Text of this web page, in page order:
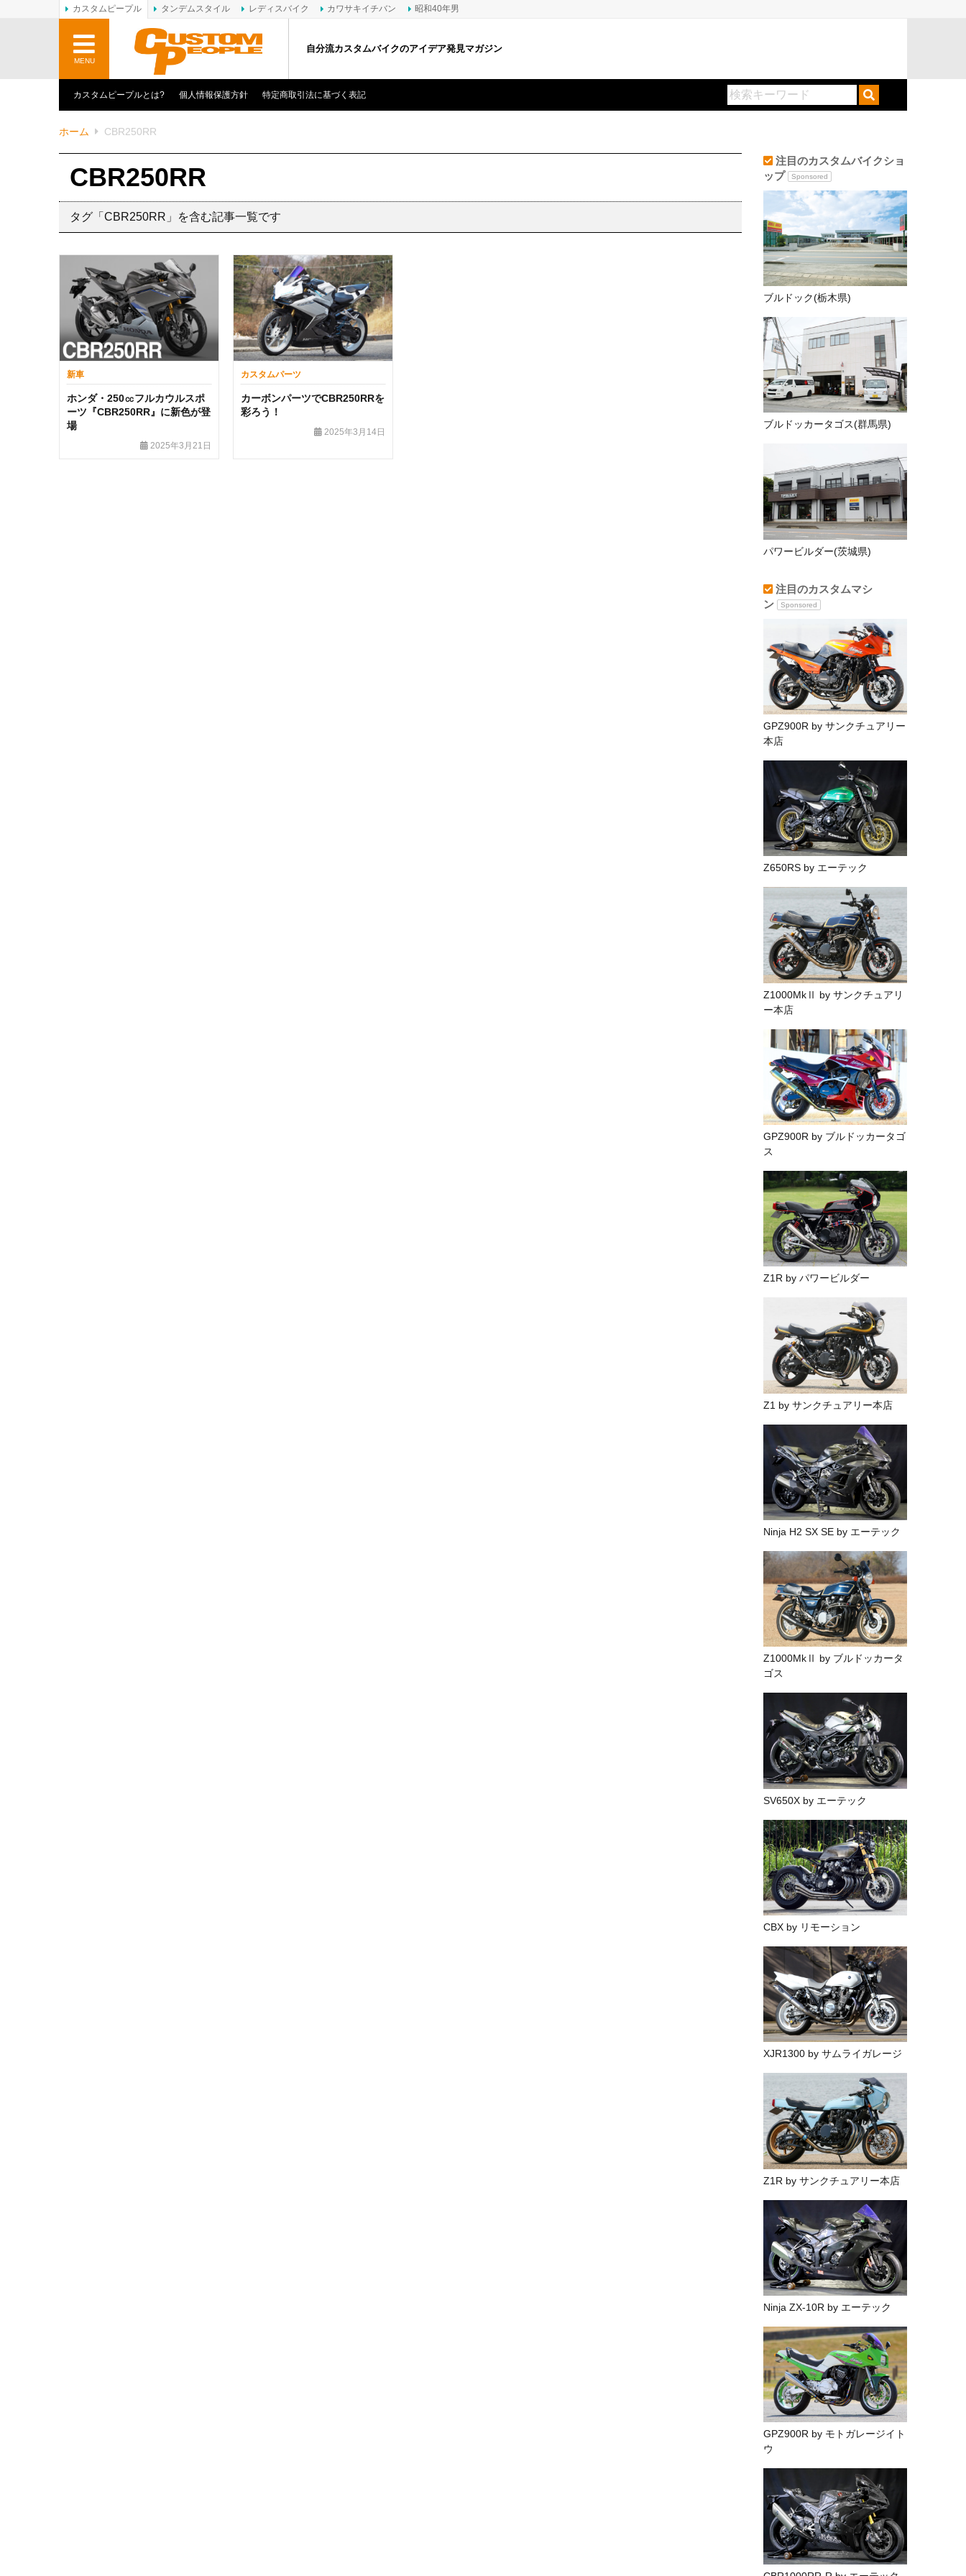
カスタムピープルとは? 個人情報保護方針 特定商取引法に基づく表記
ホーム CBR250RR
CBR250RR
タグ「CBR250RR」を含む記事一覧です
新車
ホンダ・250㏄フルカウルスポ
ーツ『CBR250RR』に新色が登
場
2025年3月21日
カスタムパーツ
カーボンパーツでCBR250RRを
彩ろう！
2025年3月14日
注目のカスタムバイクショ
ップ
Sponsored
ブルドック(栃木県)
ブルドッカータゴス(群馬県)
パワービルダー(茨城県)
注目のカスタムマシ
ン
Sponsored
GPZ900R by サンクチュアリー
本店
Z650RS by エーテック
Z1000MkⅡ by サンクチュアリ
ー本店
GPZ900R by ブルドッカータゴ
ス
Z1R by パワービルダー
Z1 by サンクチュアリー本店
Ninja H2 SX SE by エーテック
Z1000MkⅡ by ブルドッカータ
ゴス
SV650X by エーテック
CBX by リモーション
XJR1300 by サムライガレージ
Z1R by サンクチュアリー本店
Ninja ZX-10R by エーテック
GPZ900R by モトガレージイト
ウ
カスタムピープル タンデムスタイル レディスバイク カワサキイチバン 昭和40年男
MENU
自分流カスタムバイクのアイデア発見マガジン